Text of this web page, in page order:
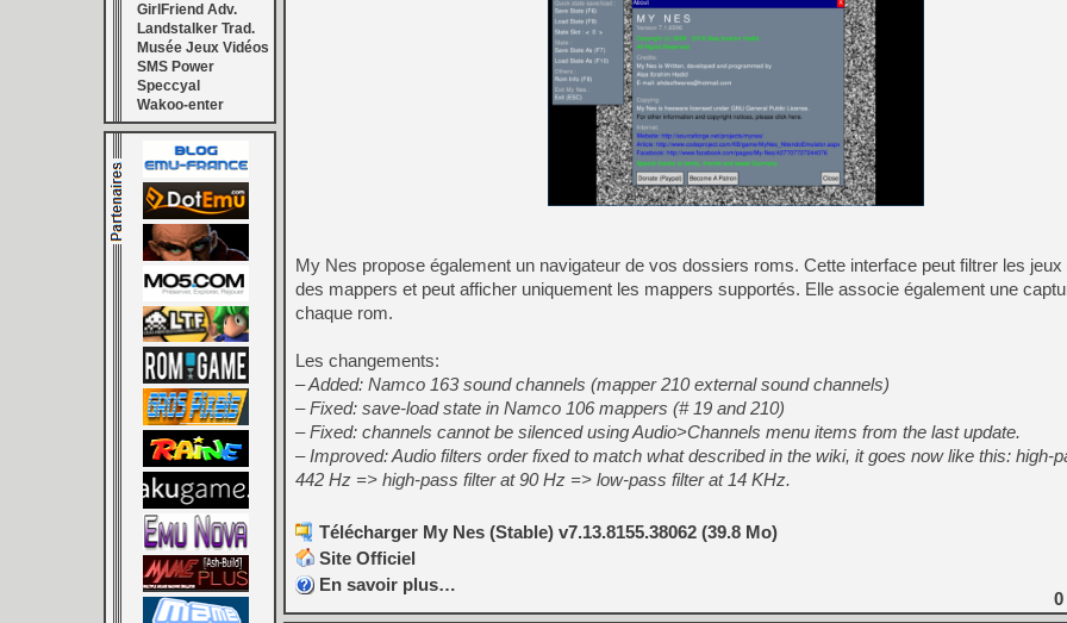
[LS] [PS5] ps5-y2jb-
[GK] Pourquoi Marvel
[GK] GTA 6 : Rockstar
[GK] Hot Wheels Infinite
[GK] Mémoire cash -
[GK] Résultats Nintendo :
[GK] Déjà des
[Mo5] Brickboy cherche à
[GK] Minecraft et ses «
[GK] Beast of
[GK] Ubisoft : fin de partie
[GK] Mémoire cash -
[GK] Dan Houser (GTA)
[GK] Comment EA Sports
[GK] Crimson Moon : un
[GK] Isle of Reveries : le
[GK] Moonlighter 2 : The
GirlFriend Adv.
Landstalker Trad.
Musée Jeux Vidéos
SMS Power
Speccyal
Wakoo-enter
My Nes propose également un navigateur de vos dossiers roms. Cette interface peut filtrer les jeux
des mappers et peut afficher uniquement les mappers supportés. Elle associe également une
chaque rom.
Les changements:
– Added: Namco 163 sound channels (mapper 210 external sound channels)
– Fixed: save-load state in Namco 106 mappers (# 19 and 210)
– Fixed: channels cannot be silenced using Audio>Channels menu items from the last update.
– Improved: Audio filters order fixed to match what described in the wiki, it goes now like this: high-
442 Hz => high-pass filter at 90 Hz => low-pass filter at 14 KHz.
Télécharger My Nes (Stable) v7.13.8155.38062 (39.8 Mo)
Site Officiel
En savoir plus…
0